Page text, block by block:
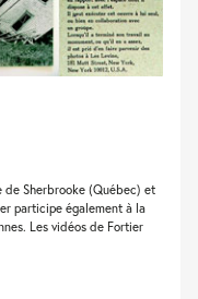
de Sherbrooke (Québec) et
participe également à la
Les vidéos de Fortier